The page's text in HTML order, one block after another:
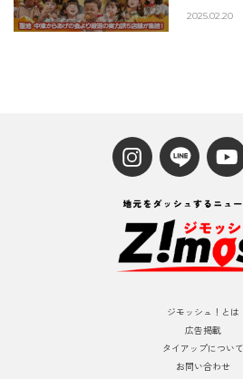
2025.02.20
ジモッシュ！とは
広告掲載
タイアップについて
お問い合わせ